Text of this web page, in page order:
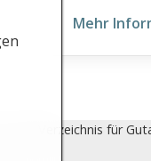
Mehr
Das Verzeichnis für